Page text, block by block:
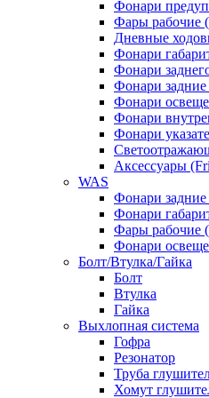
Фонари
Фары рабочие
Дневные
Фонари
Фонари
Фонари задние
Фонари
Фонари
Фонари
Аксессуары
WAS
Фонари
Фонари
Фары рабочие
Фонари
Болт/Втулка/Гайка
Болт
Втулка
Гайка
Выхлопная система
Гофра
Резонатор
Труба
Хомут